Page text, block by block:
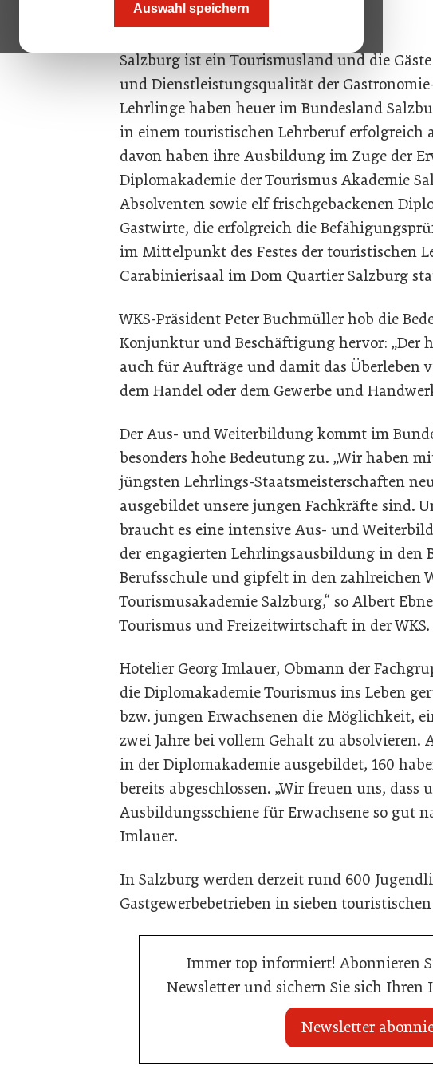
Auswahl speichern
Lehre 2024 in Salzburg.
Salzburg ist ein Tourismusland und die
und Dienstleistungsqualität der
Lehrlinge haben heuer im Bundesland
in einem touristischen Lehrberuf erfolgreich
davon haben ihre Ausbildung im Zuge der
Diplomakademie der Tourismus Akademie
Absolventen sowie elf frischgebackenen
Gastwirte, die erfolgreich die
im Mittelpunkt des Festes der touristischen
Carabinierisaal im Dom Quartier Salzburg
WKS-Präsident Peter Buchmüller hob die
Konjunktur und Beschäftigung hervor: „Der
auch für Aufträge und damit das Überleben
dem Handel oder dem Gewerbe und
Der Aus- und Weiterbildung kommt im
besonders hohe Bedeutung zu. „Wir haben
jüngsten Lehrlings-Staatsmeisterschaften
ausgebildet unsere jungen Fachkräfte sind.
braucht es eine intensive Aus- und
der engagierten Lehrlingsausbildung in den
Berufsschule und gipfelt in den zahlreichen
Tourismusakademie Salzburg,“ so Albert
Tourismus und Freizeitwirtschaft in der WKS.
Hotelier Georg Imlauer, Obmann der
die Diplomakademie Tourismus ins Leben
bzw. jungen Erwachsenen die Möglichkeit,
zwei Jahre bei vollem Gehalt zu absolvieren.
in der Diplomakademie ausgebildet, 160
bereits abgeschlossen. „Wir freuen uns, dass
Ausbildungsschiene für Erwachsene so gut
Imlauer.
In Salzburg werden derzeit rund 600
Gastgewerbebetrieben in sieben
Immer top informiert! Abonnieren
Newsletter und sichern Sie sich Ihren
Newsletter